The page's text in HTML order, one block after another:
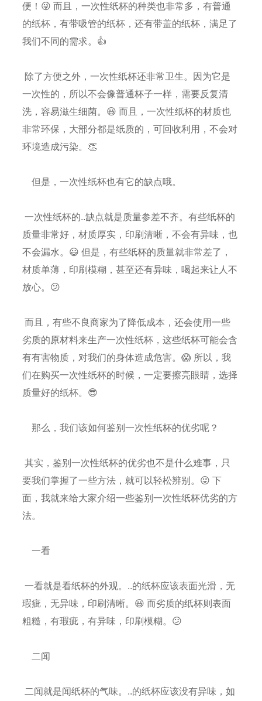
便！😜 而且，一次性纸杯的种类也非常多，有普通
的纸杯，有带吸管的纸杯，还有带盖的纸杯，满足了
我们不同的需求。👍
除了方便之外，一次性纸杯还非常卫生。因为它是
一次性的，所以不会像普通杯子一样，需要反复清
洗，容易滋生细菌。😃 而且，一次性纸杯的材质也
非常环保，大部分都是纸质的，可回收利用，不会对
环境造成污染。👏
但是，一次性纸杯也有它的缺点哦。
一次性纸杯的..缺点就是质量参差不齐。有些纸杯的
质量非常好，材质厚实，印刷清晰，不会有异味，也
不会漏水。😃 但是，有些纸杯的质量就非常差了，
材质单薄，印刷模糊，甚至还有异味，喝起来让人不
放心。😕
而且，有些不良商家为了降低成本，还会使用一些
劣质的原材料来生产一次性纸杯，这些纸杯可能会含
有有害物质，对我们的身体造成危害。😱 所以，我
们在购买一次性纸杯的时候，一定要擦亮眼睛，选择
质量好的纸杯。😎
那么，我们该如何鉴别一次性纸杯的优劣呢？
其实，鉴别一次性纸杯的优劣也不是什么难事，只
要我们掌握了一些方法，就可以轻松辨别。😜 下
面，我就来给大家介绍一些鉴别一次性纸杯优劣的方
法。
一看
一看就是看纸杯的外观。..的纸杯应该表面光滑，无
瑕疵，无异味，印刷清晰。😃 而劣质的纸杯则表面
粗糙，有瑕疵，有异味，印刷模糊。😕
二闻
二闻就是闻纸杯的气味。..的纸杯应该没有异味，如